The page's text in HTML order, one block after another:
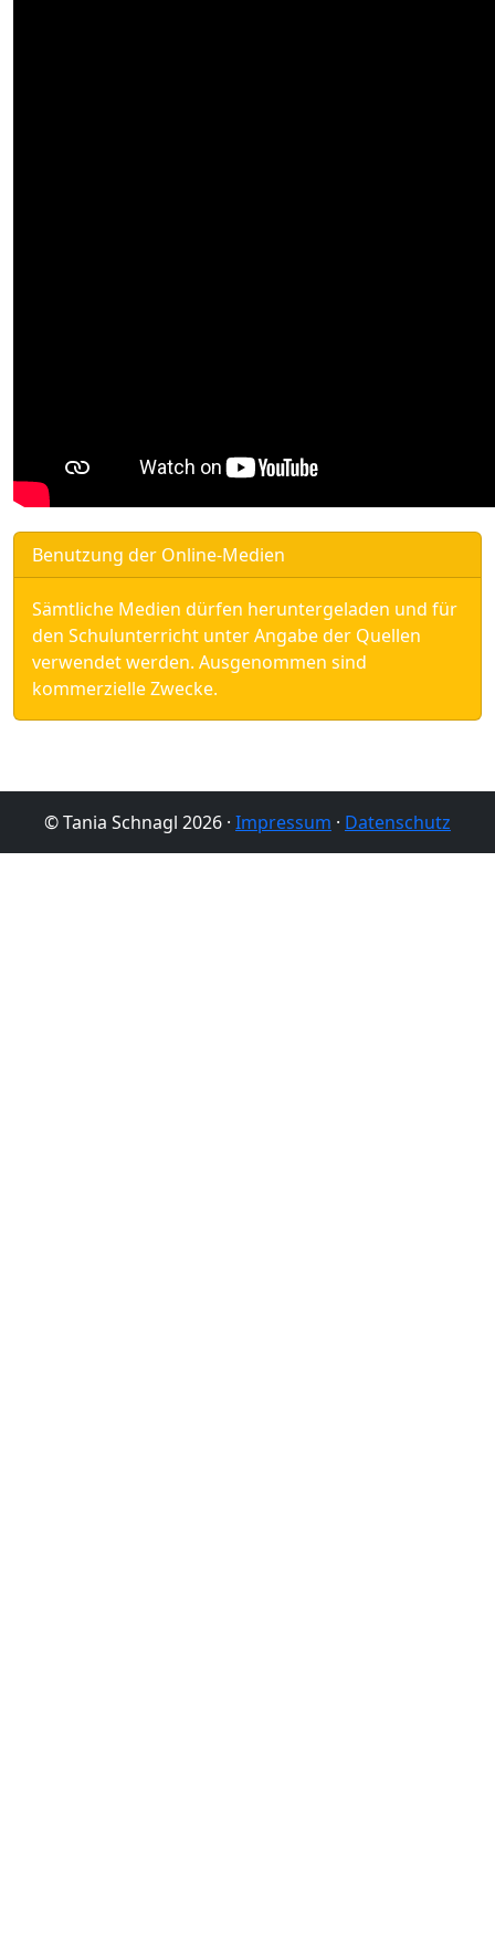
Benutzung der Online-Medien
Sämtliche Medien dürfen heruntergeladen und für
den Schulunterricht unter Angabe der Quellen
verwendet werden. Ausgenommen sind
kommerzielle Zwecke.
© Tania Schnagl 2026 · Impressum · Datenschutz